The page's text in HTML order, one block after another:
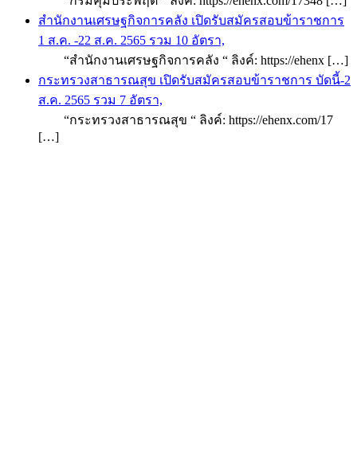
สำนักงานเศรษฐกิจการคลัง เปิดรับสมัครสอบข้าราชการ
1 ส.ค. -22 ส.ค. 2565 รวม 10 อัตรา,
“สำนักงานเศรษฐกิจการคลัง “ ลิงค์: https://ehenx […]
กระทรวงสาธารณสุข เปิดรับสมัครสอบข้าราชการ บัดนี้-2
ส.ค. 2565 รวม 7 อัตรา,
“กระทรวงสาธารณสุข “ ลิงค์: https://ehenx.com/17
[…]